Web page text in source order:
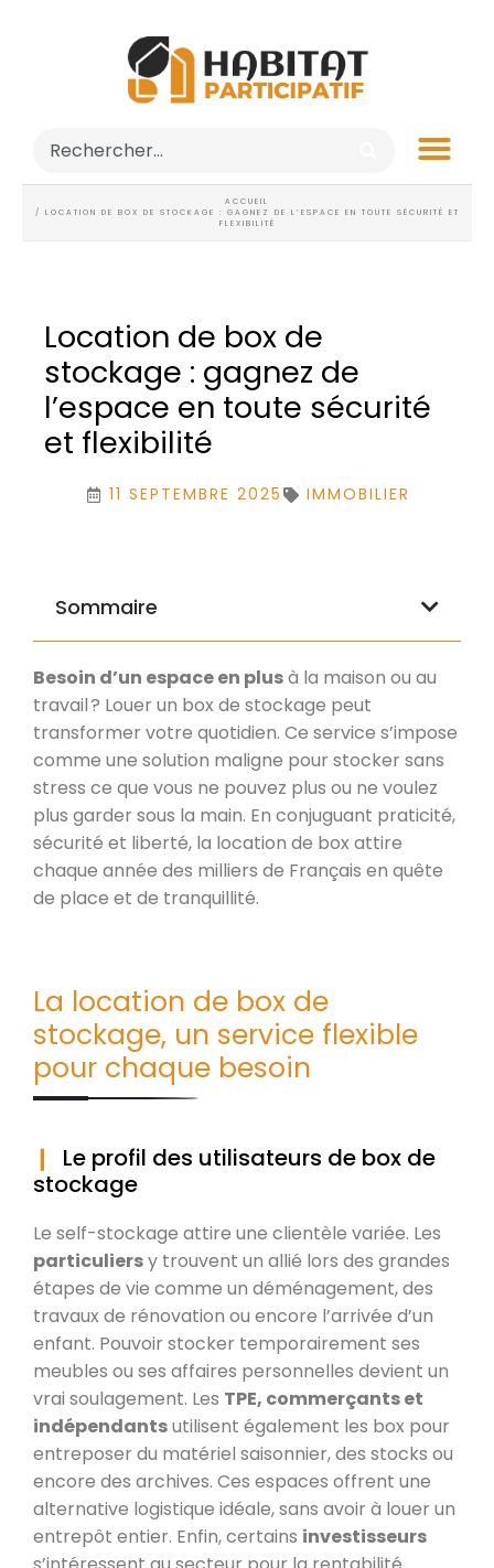
ACCUEIL
/ LOCATION DE BOX DE STOCKAGE : GAGNEZ DE L’ESPACE EN TOUTE SÉCURITÉ ET
FLEXIBILITÉ
Location de box de
stockage : gagnez de
l’espace en toute sécurité
et flexibilité
11 SEPTEMBRE 2025 IMMOBILIER
Sommaire
Besoin d’un espace en plusà la maison ou au
travail ? Louer un box de stockage peut
transformer votre quotidien. Ce service s’impose
comme une solution maligne pour stocker sans
stress ce que vous ne pouvez plus ou ne voulez
plus garder sous la main. En conjuguant praticité,
sécurité et liberté, la location de box attire
chaque année des milliers de Français en quête
de place et de tranquillité.
La location de box de
stockage, un service flexible
pour chaque besoin
Le profil des utilisateurs de box de
stockage
Le self-stockage attire une clientèle variée. Les
particuliersy trouvent un allié lors des grandes
étapes de vie comme un déménagement, des
travaux de rénovation ou encore l’arrivée d’un
enfant. Pouvoir stocker temporairement ses
meubles ou ses affaires personnelles devient un
vrai soulagement. Les TPE, commerçants et
indépendantsutilisent également les box pour
entreposer du matériel saisonnier, des stocks ou
encore des archives. Ces espaces offrent une
alternative logistique idéale, sans avoir à louer un
entrepôt entier. Enfin, certains investisseurs